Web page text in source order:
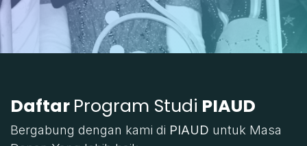
Daftar Program Studi PIAUD
Bergabung dengan kami di PIAUD untuk Masa